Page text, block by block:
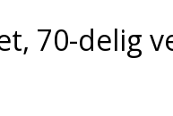
70-delig